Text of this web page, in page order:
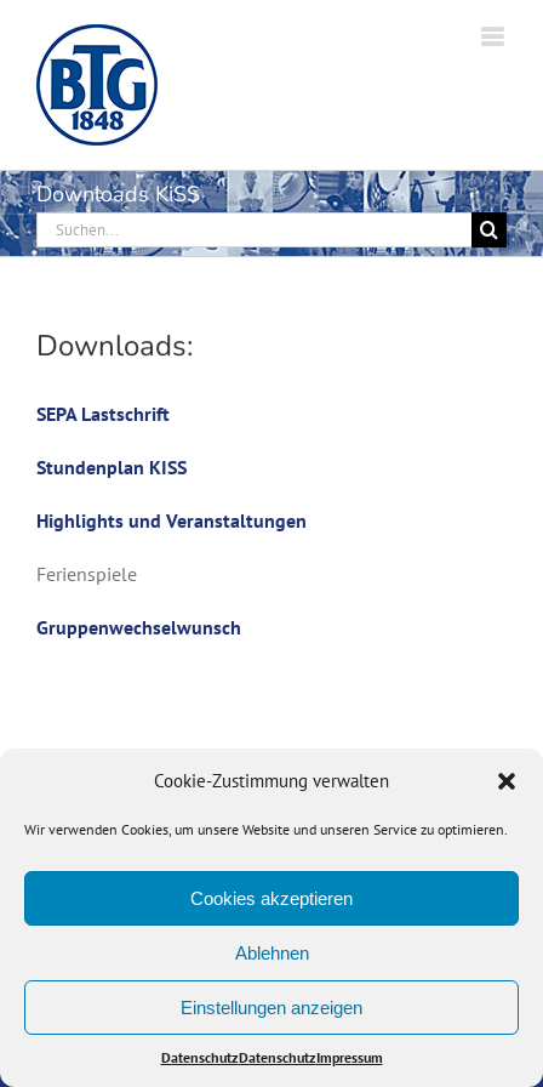
Cookie-Zustimmung verwalten
Wir verwenden Cookies, um unsere Website und unseren Service zu optimieren.
Cookies akzeptieren
Ablehnen
Einstellungen anzeigen
DatenschutzDatenschutzImpressum
Inhalt
springen
Downloads KiSS
Suche
nach:
Downloads:
SEPA Lastschrift
Stundenplan KISS
Highlights und Veranstaltungen
Ferienspiele
Gruppenwechselwunsch
| Impressum |Datenschutz